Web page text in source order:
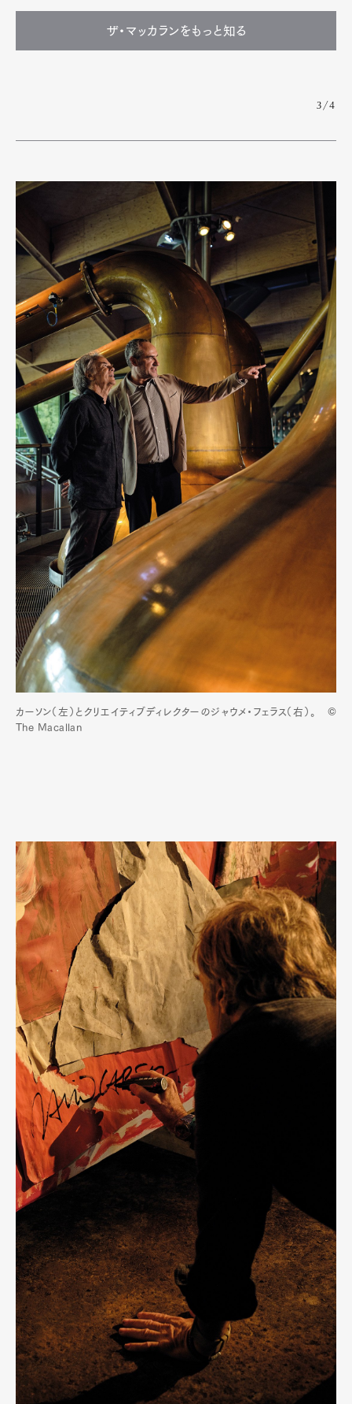
ザ・マッカランをもっと知る
3/4
カーソン（左）とクリエイティブディレクターのジャウメ・フェラス（右）。 ©
The Macallan